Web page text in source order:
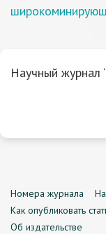
Научный журнал
Номера журнала
Как опубликовать
Об издательстве